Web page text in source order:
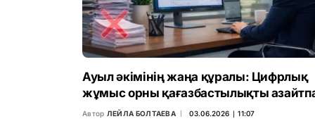
Ауыл әкімінің жаңа құралы: Цифрлық
жұмыс орны қағазбастылықты
Автор ЛЕЙЛА БОЛТАЕВА 03.06.2026 ∣ 11:07